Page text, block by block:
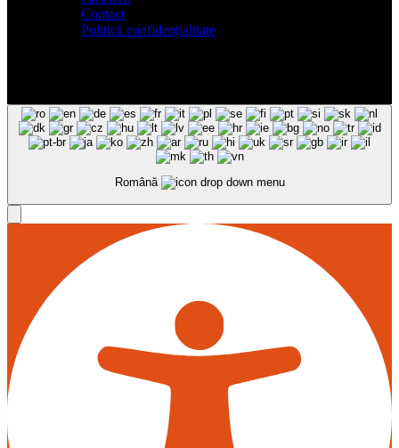
Contact
Politică confidențialitate
Română